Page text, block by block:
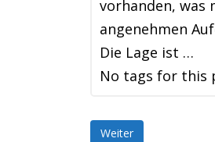
vorhanden, was
angenehmen
Die Lage ist …
No tags for this
Weiter